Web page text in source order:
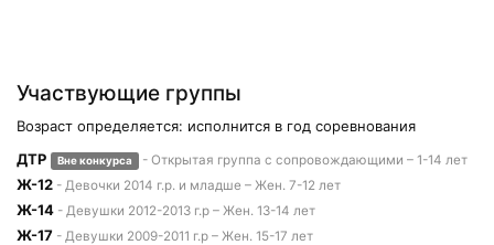
Участвующие группы
Возраст определяется: исполнится в год соревнования
ДТР
Вне конкурса - Открытая группа с сопровождающими – 1-14 лет
Ж-12 - Девочки 2014 г.р. и младше – Жен. 7-12 лет
Ж-14 - Девушки 2012-2013 г.р – Жен. 13-14 лет
Ж-17 - Девушки 2009-2011 г.р – Жен. 15-17 лет